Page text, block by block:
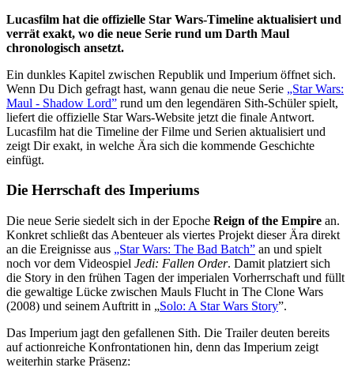
Lucasfilm hat die offizielle Star Wars-Timeline aktualisiert und
verrät exakt, wo die neue Serie rund um Darth Maul
chronologisch ansetzt.
Ein dunkles Kapitel zwischen Republik und Imperium öffnet sich.
Wenn Du Dich gefragt hast, wann genau die neue Serie „Star Wars:
Maul - Shadow Lord” rund um den legendären Sith-Schüler spielt,
liefert die offizielle Star Wars-Website jetzt die finale Antwort.
Lucasfilm hat die Timeline der Filme und Serien aktualisiert und
zeigt Dir exakt, in welche Ära sich die kommende Geschichte
einfügt.
Die Herrschaft des Imperiums
Die neue Serie siedelt sich in der Epoche Reign of the Empire an.
Konkret schließt das Abenteuer als viertes Projekt dieser Ära direkt
an die Ereignisse aus „Star Wars: The Bad Batch” an und spielt
noch vor dem Videospiel Jedi: Fallen Order. Damit platziert sich
die Story in den frühen Tagen der imperialen Vorherrschaft und füllt
die gewaltige Lücke zwischen Mauls Flucht in The Clone Wars
(2008) und seinem Auftritt in „Solo: A Star Wars Story”.
Das Imperium jagt den gefallenen Sith. Die Trailer deuten bereits
auf actionreiche Konfrontationen hin, denn das Imperium zeigt
weiterhin starke Präsenz: